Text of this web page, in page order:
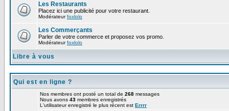
Les Restaurants
Placez ici une publicité pour votre restaurant.
Modérateurfoxlolo
Les Commerçants
Parler de votre commerce et proposez vos promo.
Modérateurfoxlolo
Libre à vous
Qui est en ligne ?
Nos membres ont posté un total de 268 messages
Nous avons 43 membres enregistrés
L'utilisateur enregistré le plus récent est Errrr